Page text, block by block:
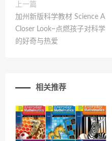
上一篇
加州新版科学教材 Science A
Closer Look~点燃孩子对科学
的好奇与热爱
相关推荐